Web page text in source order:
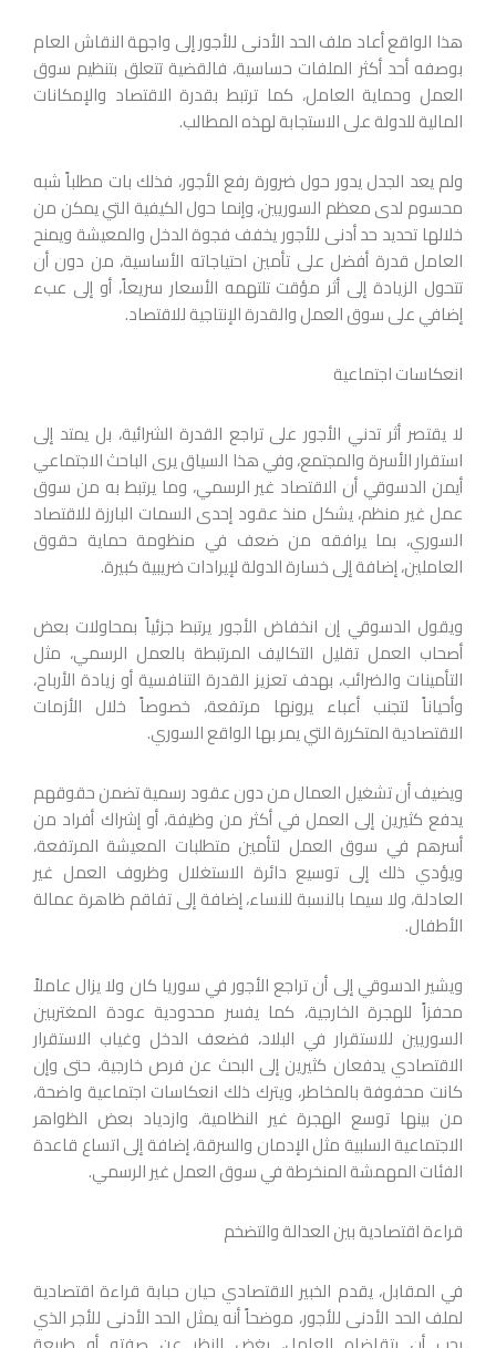
هذا الواقع أعاد ملف الحد الأدنى للأجور إلى واجهة النقاش العام
بوصفه أحد أكثر الملفات حساسية، فالقضية تتعلق بتنظيم سوق
العمل وحماية العامل، كما ترتبط بقدرة الاقتصاد والإمكانات
المالية للدولة على الاستجابة لهذه المطالب.
ولم يعد الجدل يدور حول ضرورة رفع الأجور، فذلك بات مطلباً شبه
محسوم لدى معظم السوريين، وإنما حول الكيفية التي يمكن من
خلالها تحديد حد أدنى للأجور يخفف فجوة الدخل والمعيشة ويمنح
العامل قدرة أفضل على تأمين احتياجاته الأساسية، من دون أن
تتحول الزيادة إلى أثر مؤقت تلتهمه الأسعار سريعاً، أو إلى عبء
إضافي على سوق العمل والقدرة الإنتاجية للاقتصاد.
انعكاسات اجتماعية
لا يقتصر أثر تدني الأجور على تراجع القدرة الشرائية، بل يمتد إلى
استقرار الأسرة والمجتمع، وفي هذا السياق يرى الباحث الاجتماعي
أيمن الدسوقي أن الاقتصاد غير الرسمي، وما يرتبط به من سوق
عمل غير منظم، يشكل منذ عقود إحدى السمات البارزة للاقتصاد
السوري، بما يرافقه من ضعف في منظومة حماية حقوق
العاملين، إضافة إلى خسارة الدولة لإيرادات ضريبية كبيرة.
ويقول الدسوقي إن انخفاض الأجور يرتبط جزئياً بمحاولات بعض
أصحاب العمل تقليل التكاليف المرتبطة بالعمل الرسمي، مثل
التأمينات والضرائب، بهدف تعزيز القدرة التنافسية أو زيادة الأرباح،
وأحياناً لتجنب أعباء يرونها مرتفعة، خصوصاً خلال الأزمات
الاقتصادية المتكررة التي يمر بها الواقع السوري.
ويضيف أن تشغيل العمال من دون عقود رسمية تضمن حقوقهم
يدفع كثيرين إلى العمل في أكثر من وظيفة، أو إشراك أفراد من
أسرهم في سوق العمل لتأمين متطلبات المعيشة المرتفعة،
ويؤدي ذلك إلى توسيع دائرة الاستغلال وظروف العمل غير
العادلة، ولا سيما بالنسبة للنساء، إضافة إلى تفاقم ظاهرة عمالة
الأطفال.
ويشير الدسوقي إلى أن تراجع الأجور في سوريا كان ولا يزال عاملاً
محفزاً للهجرة الخارجية، كما يفسر محدودية عودة المغتربين
السوريين للاستقرار في البلاد، فضعف الدخل وغياب الاستقرار
الاقتصادي يدفعان كثيرين إلى البحث عن فرص خارجية، حتى وإن
كانت محفوفة بالمخاطر، ويترك ذلك انعكاسات اجتماعية واضحة،
من بينها توسع الهجرة غير النظامية، وازدياد بعض الظواهر
الاجتماعية السلبية مثل الإدمان والسرقة، إضافة إلى اتساع قاعدة
الفئات المهمشة المنخرطة في سوق العمل غير الرسمي.
قراءة اقتصادية بين العدالة والتضخم
في المقابل، يقدم الخبير الاقتصادي حيان حبابة قراءة اقتصادية
لملف الحد الأدنى للأجور، موضحاً أنه يمثل الحد الأدنى للأجر الذي